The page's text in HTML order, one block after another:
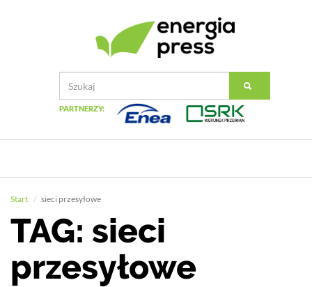
PARTNERZY:
Start sieci przesyłowe
TAG: sieci
przesyłowe